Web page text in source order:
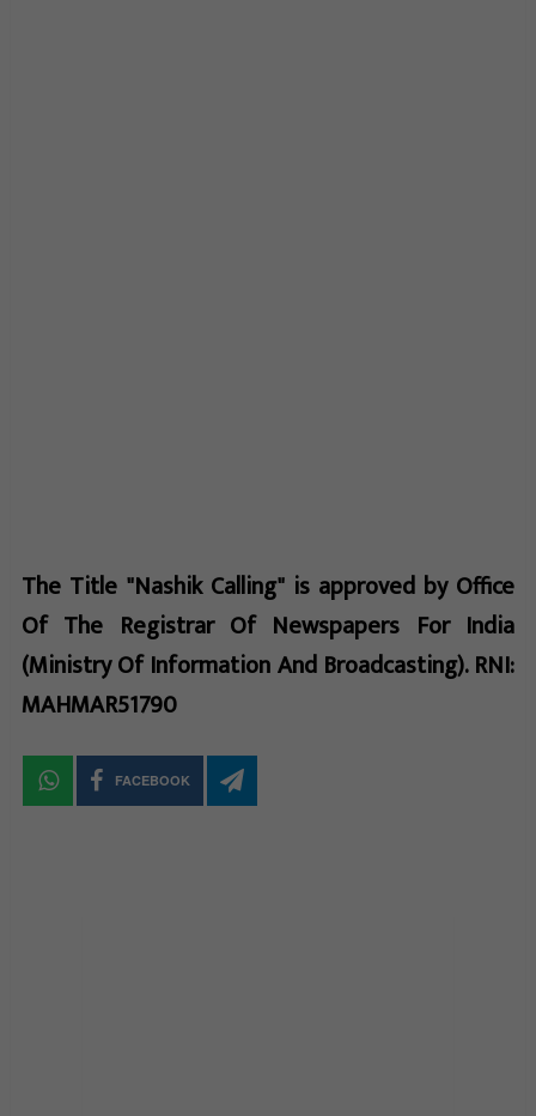
The Title "Nashik Calling" is approved by Office
Of The Registrar Of Newspapers For India
(Ministry Of Information And Broadcasting). RNI:
MAHMAR51790
FACEBOOK